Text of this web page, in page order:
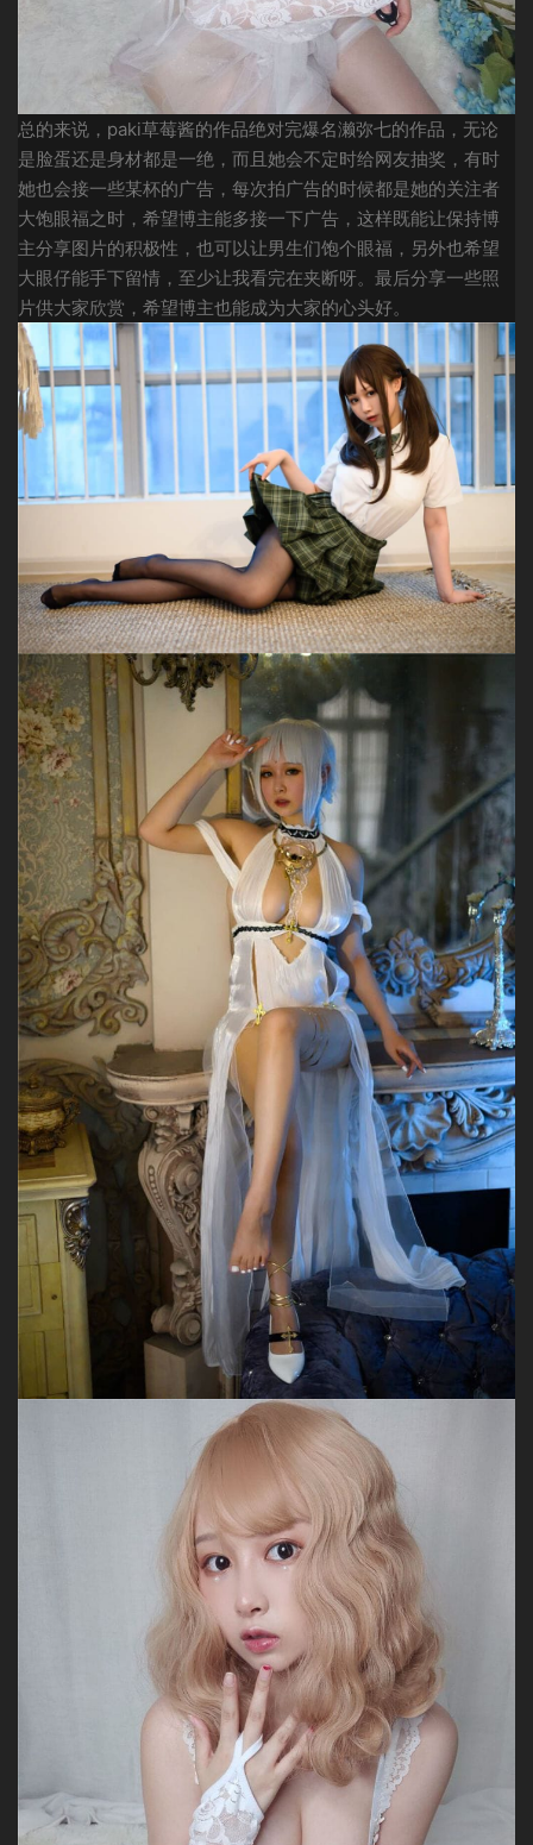
总的来说，paki草莓酱的作品绝对完爆名濑弥七的作品，无论
是脸蛋还是身材都是一绝，而且她会不定时给网友抽奖，有时
她也会接一些某杯的广告，每次拍广告的时候都是她的关注者
大饱眼福之时，希望博主能多接一下广告，这样既能让保持博
主分享图片的积极性，也可以让男生们饱个眼福，另外也希望
大眼仔能手下留情，至少让我看完在夹断呀。最后分享一些照
片供大家欣赏，希望博主也能成为大家的心头好。